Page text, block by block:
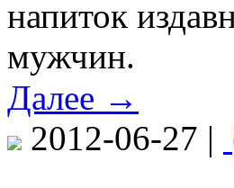
напиток
мужчин.
Далее →
2012-06-27 |